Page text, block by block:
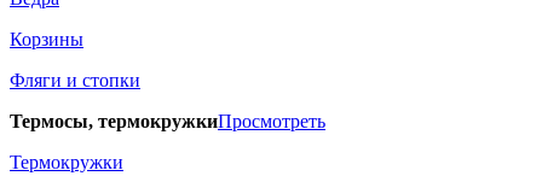
Корзины
Фляги и стопки
Термосы, термокружкиПросмотреть
Термокружки